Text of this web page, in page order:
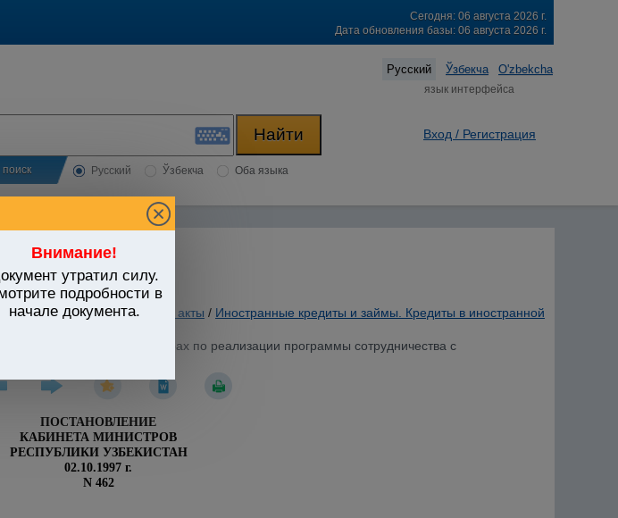
Сегодня: 06 августа 2026 г.
Дата обновления базы: 06 августа 2026 г.
Русский Ўзбекча O'zbekcha
язык интерфейса
Русский Ўзбекча Оба языка
Вход / Регистрация
Внимание!
утратил силу.
подробности в
начале документа.
/ Утратившие силу акты / Иностранные кредиты и займы. Кредиты в иностранной
02.10.1997 г. N 462 "О мерах по реализации программы сотрудничества с
ПОСТАНОВЛЕНИЕ
КАБИНЕТА МИНИСТРОВ
РЕСПУБЛИКИ УЗБЕКИСТАН
02.10.1997 г.
N 462